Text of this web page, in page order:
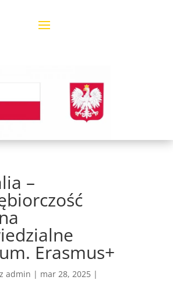
–
Erasmus+
admin | mar 28, 2025|